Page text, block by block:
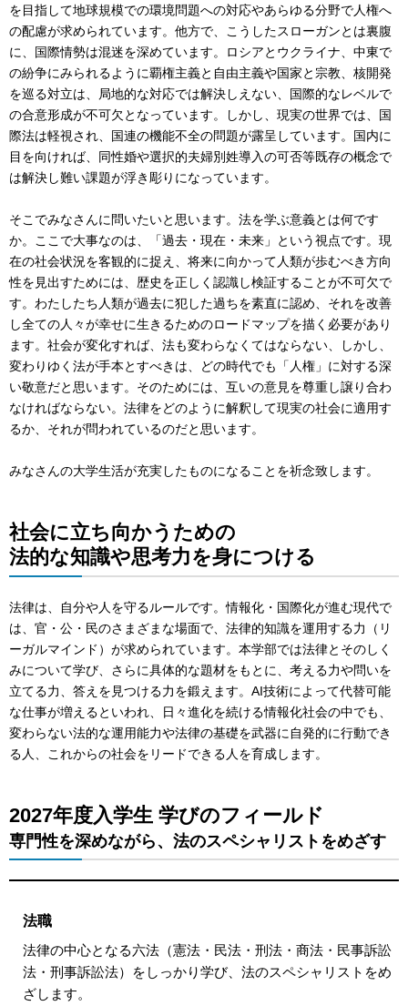
を目指して地球規模での環境問題への対応やあらゆる分野で人権へ
の配慮が求められています。他方で、こうしたスローガンとは裏腹
に、国際情勢は混迷を深めています。ロシアとウクライナ、中東で
の紛争にみられるように覇権主義と自由主義や国家と宗教、核開発
を巡る対立は、局地的な対応では解決しえない、国際的なレベルで
の合意形成が不可欠となっています。しかし、現実の世界では、国
際法は軽視され、国連の機能不全の問題が露呈しています。国内に
目を向ければ、同性婚や選択的夫婦別姓導入の可否等既存の概念で
は解決し難い課題が浮き彫りになっています。
そこでみなさんに問いたいと思います。法を学ぶ意義とは何です
か。ここで大事なのは、「過去・現在・未来」という視点です。現
在の社会状況を客観的に捉え、将来に向かって人類が歩むべき方向
性を見出すためには、歴史を正しく認識し検証することが不可欠で
す。わたしたち人類が過去に犯した過ちを素直に認め、それを改善
し全ての人々が幸せに生きるためのロードマップを描く必要があり
ます。社会が変化すれば、法も変わらなくてはならない、しかし、
変わりゆく法が手本とすべきは、どの時代でも「人権」に対する深
い敬意だと思います。そのためには、互いの意見を尊重し譲り合わ
なければならない。法律をどのように解釈して現実の社会に適用す
るか、それが問われているのだと思います。
みなさんの大学生活が充実したものになることを祈念致します。
社会に立ち向かうための
法的な知識や思考力を身につける
法律は、自分や人を守るルールです。情報化・国際化が進む現代で
は、官・公・民のさまざまな場面で、法律的知識を運用する力（リ
ーガルマインド）が求められています。本学部では法律とそのしく
みについて学び、さらに具体的な題材をもとに、考える力や問いを
立てる力、答えを見つける力を鍛えます。AI技術によって代替可能
な仕事が増えるといわれ、日々進化を続ける情報化社会の中でも、
変わらない法的な運用能力や法律の基礎を武器に自発的に行動でき
る人、これからの社会をリードできる人を育成します。
2027年度入学生 学びのフィールド
専門性を深めながら、法のスペシャリストをめざす
法職
法律の中心となる六法（憲法・民法・刑法・商法・民事訴訟
法・刑事訴訟法）をしっかり学び、法のスペシャリストをめ
ざします。